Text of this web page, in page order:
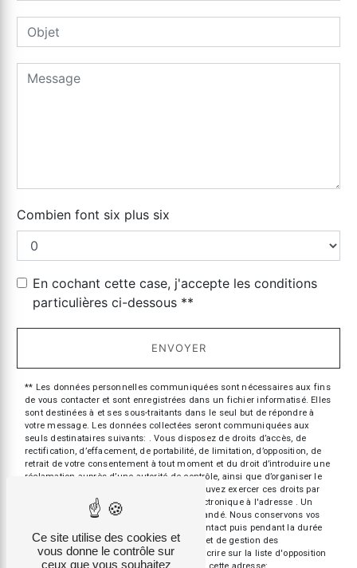
Combien font six plus six
En cochant cette case, j'accepte les conditions
particulières ci-dessous **
ENVOYER
** Les données personnelles communiquées sont nécessaires aux fins
de vous contacter et sont enregistrées dans un fichier informatisé. Elles
sont destinées à et ses sous-traitants dans le seul but de répondre à
votre message. Les données collectées seront communiquées aux
seuls destinataires suivants: . Vous disposez de droits d’accès, de
rectification, d’effacement, de portabilité, de limitation, d’opposition, de
retrait de votre consentement à tout moment et du droit d’introduire une
réclamation auprès d’une autorité de contrôle, ainsi que d’organiser le
sort de vos données post-mortem. Vous pouvez exercer ces droits par
voie postale à l'adresse ou par courrier électronique à l'adresse . Un
justificatif d'identité pourra vous être demandé. Nous conservons vos
données pendant la période de prise de contact puis pendant la durée
de prescription légale aux fins probatoires et de gestion des
contentieux. Vous avez le droit de vous inscrire sur la liste d'opposition
Ce site utilise des cookies et
vous donne le contrôle sur
ceux que vous souhaitez